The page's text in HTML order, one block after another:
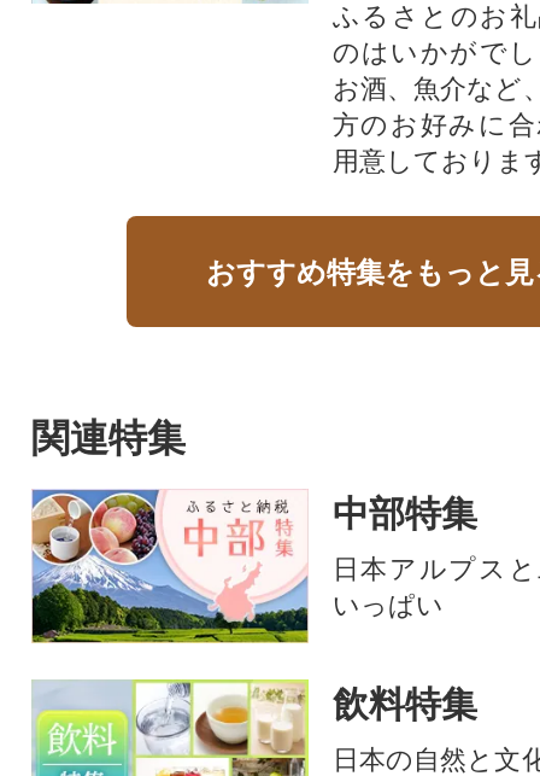
ふるさとのお
のはいかがで
お酒、魚介など
方のお好みに
用意しておりま
おすすめ特集をもっと
関連特集
中部特集
日本アルプス
いっぱい
飲料特集
日本の自然と文